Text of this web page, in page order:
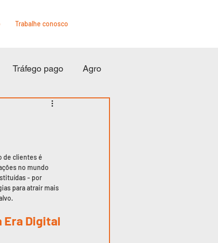
Trabalhe conosco
Tráfego pago Agro
de clientes é
no mundo
- por
para atrair mais
Era Digital